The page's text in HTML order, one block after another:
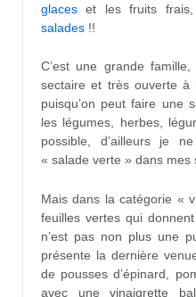
glaces et les fruits
salades !!
C’est une grande
sectaire et très ouverte à
puisqu’on peut faire une
les légumes, herbes,
possible, d’ailleurs je
« salade verte » dans mes
Mais dans la catégorie «
feuilles vertes qui
n’est pas non plus une
présente la dernière
de pousses d’épinard,
avec une vinaigrette